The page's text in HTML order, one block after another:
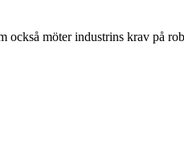
också möter industrins krav på